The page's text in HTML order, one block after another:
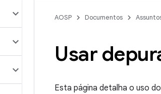
AOSP Documentos
Usar
Esta página detalha o uso do